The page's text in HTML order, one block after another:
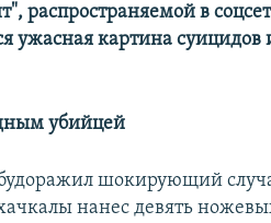
распространяемой в
ужасная картина суицидов
убийцей
шокирующий
нанес девять